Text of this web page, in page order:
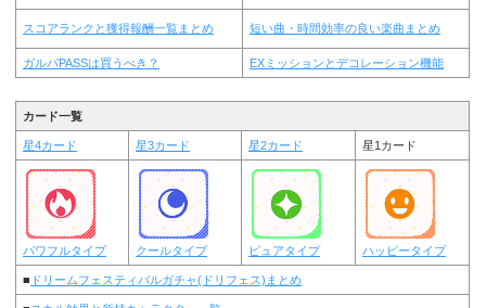
スコアランクと獲得報酬一覧まとめ 短い曲・時間効率の良い楽曲まとめ
ガルパPASSは買うべき？ EXミッションとデコレーション機能
カード一覧
星4カード 星3カード 星2カード 星1カード
パワフルタイプ クールタイプ ピュアタイプ ハッピータイプ
■ ドリームフェスティバルガチャ(ドリフェス)まとめ